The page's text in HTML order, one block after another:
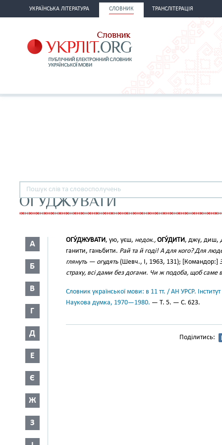
УКРАЇНСЬКА ЛІТЕРАТУРА СЛОВНИК ТРАНСЛІТЕРАЦІЯ
ОГУДЖУВАТИ
А
Б
В
Г
Д
Е
Є
Ж
З
ОГУ́ДЖУВАТИ, ую, уєш, недок., ОГУ́ДИТИ, джу, диш,
ганити, ганьбити. Рай та й годі! А для кого? Для
глянуть — огудять (Шевч., І, 1963, 131); [Командор:]
страху, всі дами без догани. Чи ж подоба, щоб саме
Словник української мови: в 11 тт. / АН УРСР.
Наукова думка, 1970—1980. — Т. 5. — С. 623.
Поділитись: